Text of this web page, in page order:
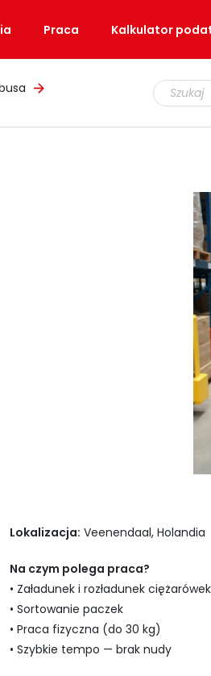
Praca Kalkulator
Lokalizacja: Veenendaal, Holandia
Na czym polega praca?
• Załadunek i rozładunek ciężarówek
• Sortowanie paczek
• Praca fizyczna (do 30 kg)
• Szybkie tempo — brak nudy